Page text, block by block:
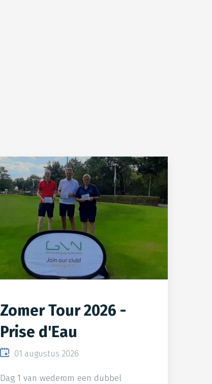
Zomer Tour 2026 -
Prise d'Eau
01 augustus 2026
Dag 1 van wederom een dubbel